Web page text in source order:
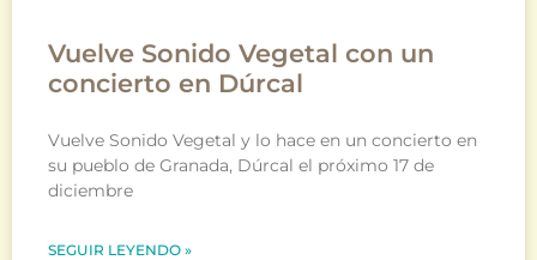
Vuelve Sonido Vegetal con un
concierto en Dúrcal
Vuelve Sonido Vegetal y lo hace en un concierto en
su pueblo de Granada, Dúrcal el próximo 17 de
diciembre
SEGUIR LEYENDO »